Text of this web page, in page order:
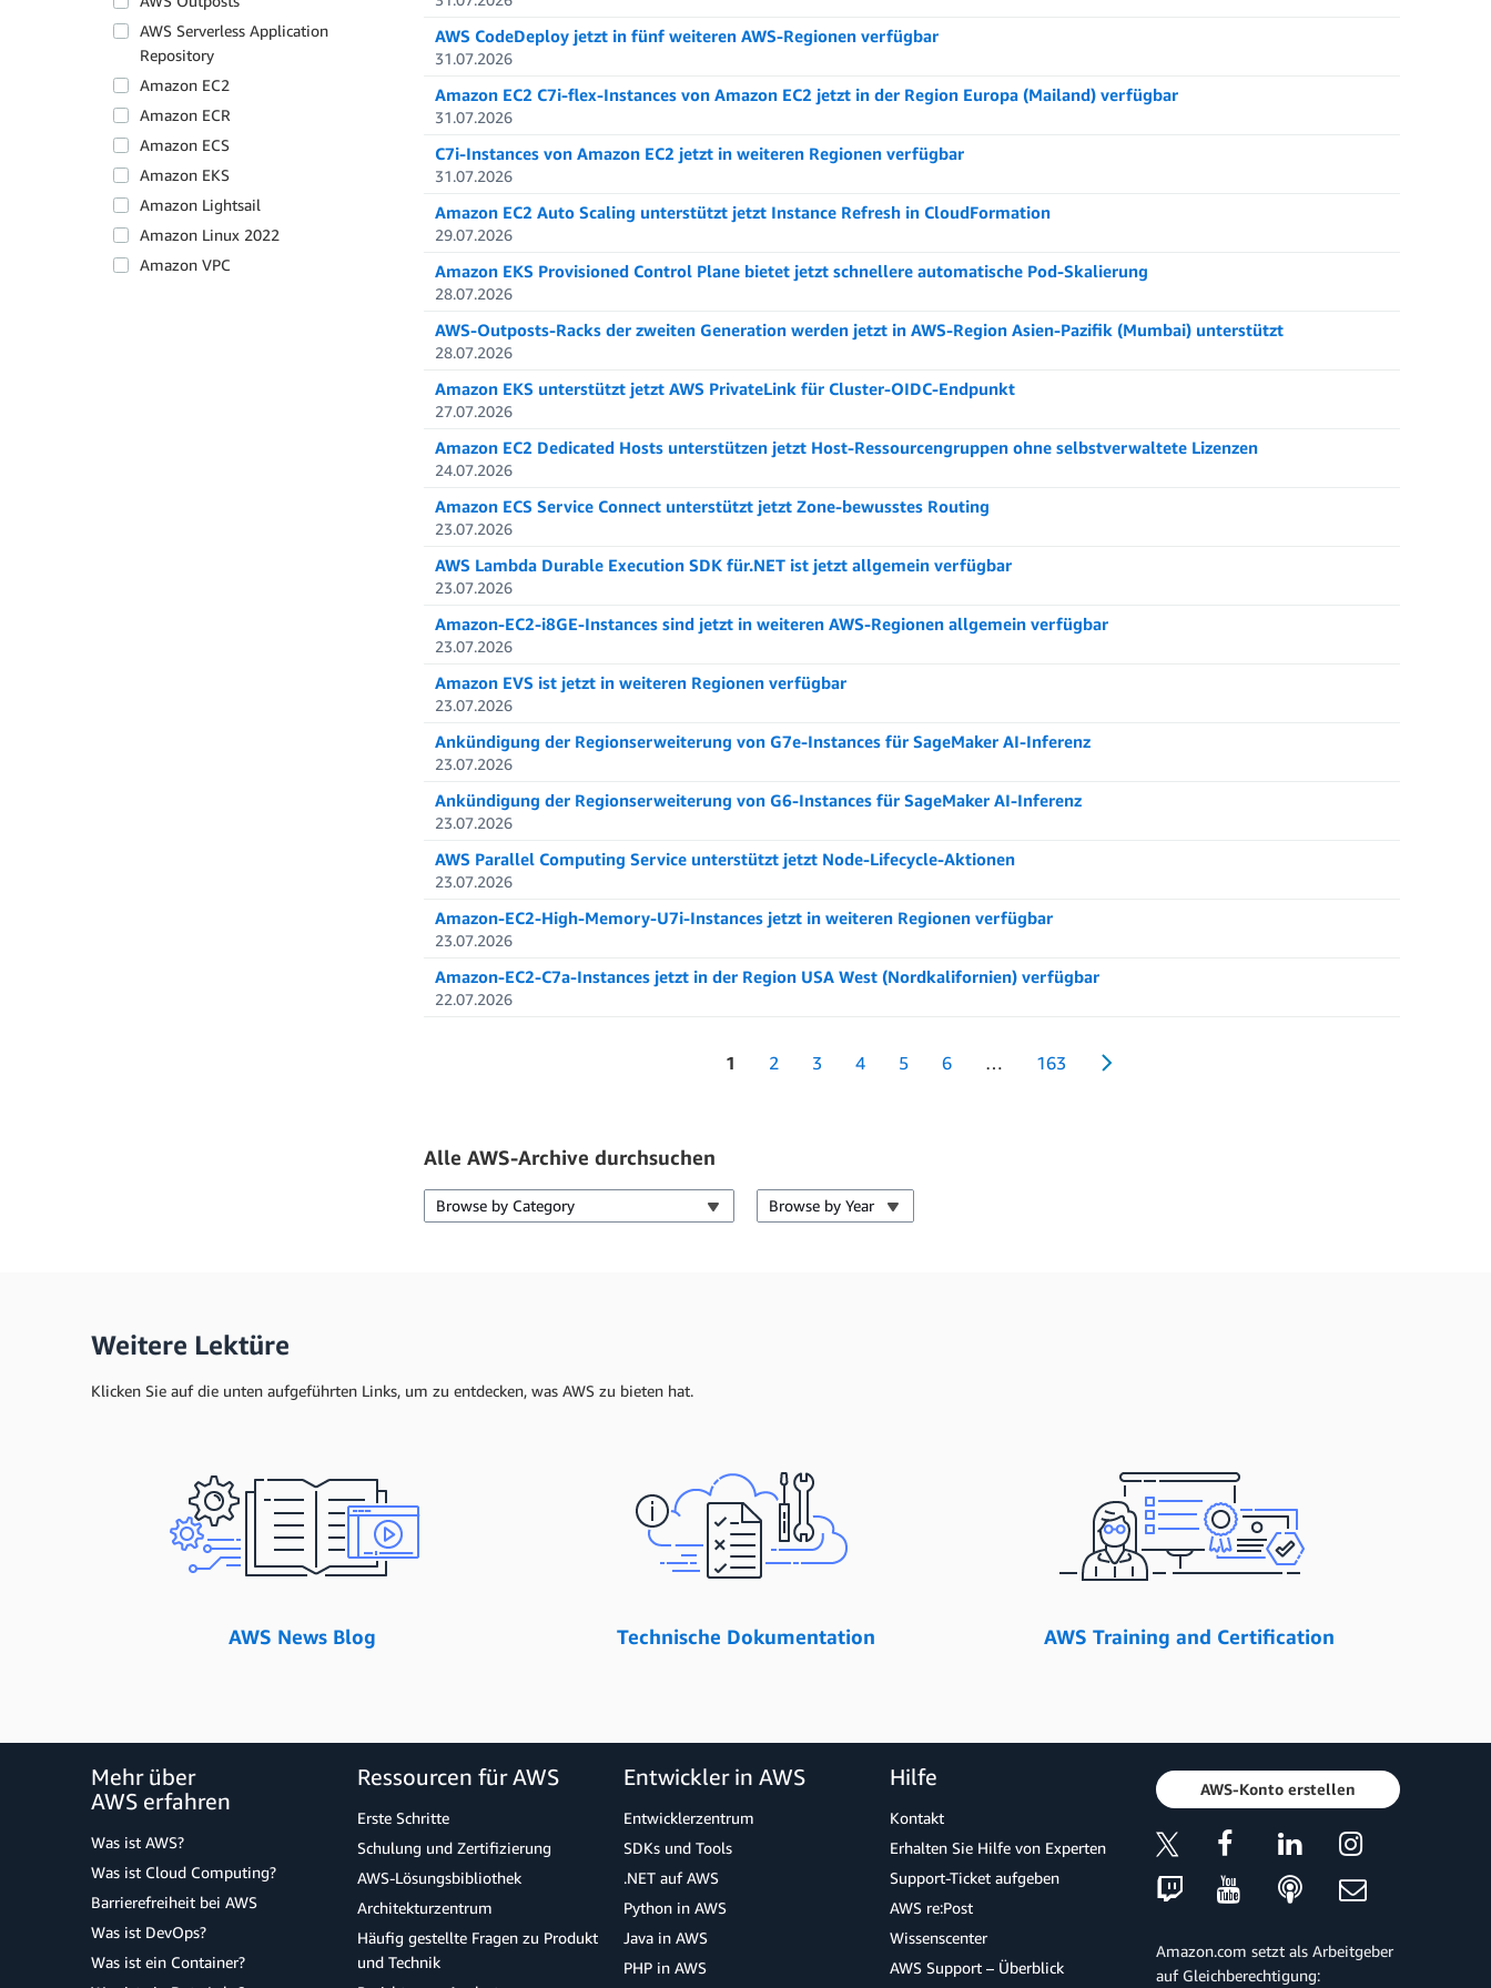
AWS Serverless Application
Repository
Amazon EC2
Amazon ECR
Amazon ECS
Amazon EKS
Amazon Lightsail
Amazon Linux 2022
Amazon VPC
AWS CodeDeploy jetzt in fünf weiteren AWS-Regionen verfügbar
31.07.2026
Amazon EC2 C7i-flex-Instances von Amazon EC2 jetzt in der Region Europa (Mailand) verfügbar
31.07.2026
C7i-Instances von Amazon EC2 jetzt in weiteren Regionen verfügbar
31.07.2026
Amazon EC2 Auto Scaling unterstützt jetzt Instance Refresh in CloudFormation
29.07.2026
Amazon EKS Provisioned Control Plane bietet jetzt schnellere automatische Pod-Skalierung
28.07.2026
AWS-Outposts-Racks der zweiten Generation werden jetzt in AWS-Region Asien-Pazifik (Mumbai) unterstützt
28.07.2026
Amazon EKS unterstützt jetzt AWS PrivateLink für Cluster-OIDC-Endpunkt
27.07.2026
Amazon EC2 Dedicated Hosts unterstützen jetzt Host-Ressourcengruppen ohne selbstverwaltete Lizenzen
24.07.2026
Amazon ECS Service Connect unterstützt jetzt Zone-bewusstes Routing
23.07.2026
AWS Lambda Durable Execution SDK für.NET ist jetzt allgemein verfügbar
23.07.2026
Amazon-EC2-i8GE-Instances sind jetzt in weiteren AWS-Regionen allgemein verfügbar
23.07.2026
Amazon EVS ist jetzt in weiteren Regionen verfügbar
23.07.2026
Ankündigung der Regionserweiterung von G7e-Instances für SageMaker AI-Inferenz
23.07.2026
Ankündigung der Regionserweiterung von G6-Instances für SageMaker AI-Inferenz
23.07.2026
AWS Parallel Computing Service unterstützt jetzt Node-Lifecycle-Aktionen
23.07.2026
Amazon-EC2-High-Memory-U7i-Instances jetzt in weiteren Regionen verfügbar
23.07.2026
Amazon-EC2-C7a-Instances jetzt in der Region USA West (Nordkalifornien) verfügbar
22.07.2026
1 2 3 4 5 6 … 163
Alle AWS-Archive durchsuchen
Browse by Category Browse by Year
Weitere Lektüre
Klicken Sie auf die unten aufgeführten Links, um zu entdecken, was AWS zu bieten hat.
AWS News Blog Technische Dokumentation AWS Training and Certification
Mehr über
AWS erfahren
Was ist AWS?
Was ist Cloud Computing?
Barrierefreiheit bei AWS
Was ist DevOps?
Was ist ein Container?
Ressourcen für AWS
Erste Schritte
Schulung und Zertifizierung
AWS-Lösungsbibliothek
Architekturzentrum
Häufig gestellte Fragen zu Produkt
und Technik
Entwickler in AWS
Entwicklerzentrum
SDKs und Tools
.NET auf AWS
Python in AWS
Java in AWS
PHP in AWS
Hilfe
Kontakt
Erhalten Sie Hilfe von Experten
Support-Ticket aufgeben
AWS re:Post
Wissenscenter
AWS Support – Überblick
AWS-Konto erstellen
Amazon.com setzt als Arbeitgeber
auf Gleichberechtigung: